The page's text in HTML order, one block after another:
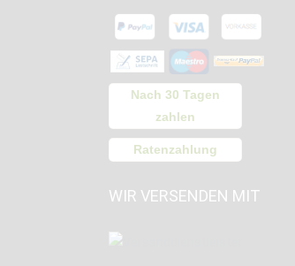
Nach 30 Tagen
zahlen
Ratenzahlung
WIR VERSENDEN MIT